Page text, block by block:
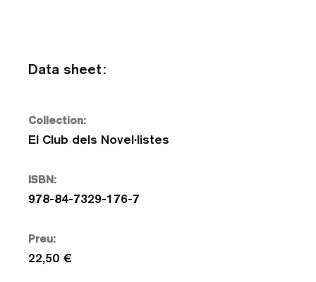
Data sheet:
Collection:
El Club dels Novel·listes
ISBN:
978-84-7329-176-7
Preu:
22,50 €